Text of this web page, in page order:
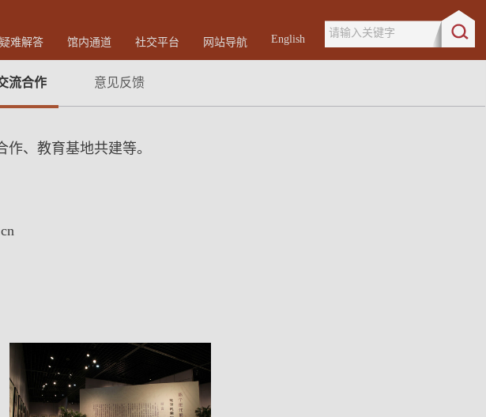
疑难解答 馆内通道 社交平台 网站导航 English
请输入关键字
流合作 意见反馈
、教育基地共建等。